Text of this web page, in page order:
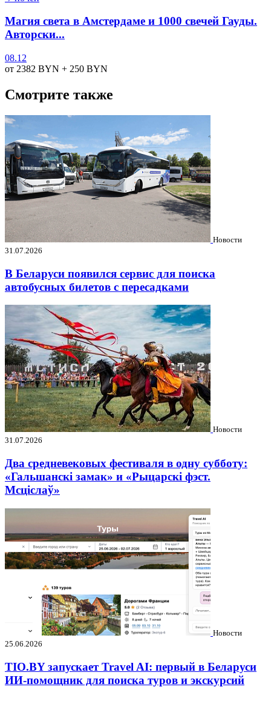
Магия света в Амстердаме и 1000 свечей Гауды.
Авторски...
08.12
от 2382 BYN + 250 BYN
Смотрите также
Новости
31.07.2026
В Беларуси появился сервис для поиска
автобусных билетов с пересадками
Новости
31.07.2026
Два средневековых фестиваля в одну субботу:
«Гальшанскі замак» и «Рыцарскі фэст.
Мсціслаў»
Новости
25.06.2026
TIO.BY запускает Travel AI: первый в Беларуси
ИИ-помощник для поиска туров и экскурсий